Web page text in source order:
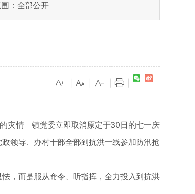
：全部公开
灾情，镇党委立即取消原定于30日的七一庆
领导、办村干部全部到抗洪一线参加防汛抢
，而是服从命令、听指挥，全力投入到抗洪